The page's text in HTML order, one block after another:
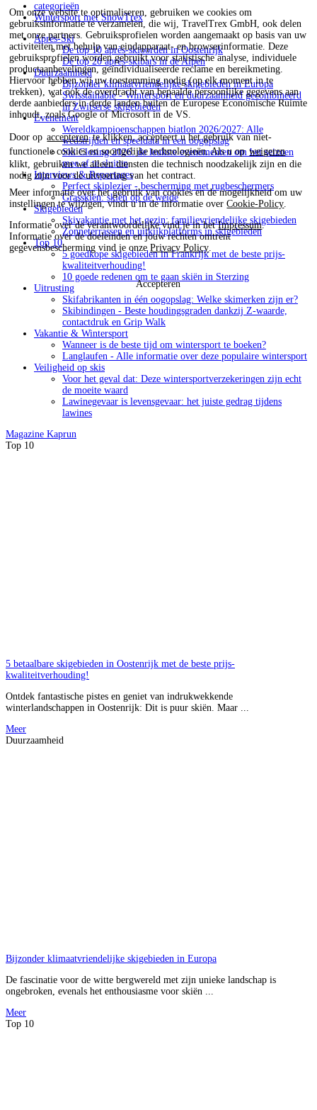
Om onze website te optimaliseren, gebruiken we cookies om
gebruiksinformatie te verzamelen, die wij, TravelTrex GmbH, ook delen
met onze partners. Gebruiksprofielen worden aangemaakt op basis van uw
activiteiten met behulp van eindapparaat- en browserinformatie. Deze
gebruiksprofielen worden gebruikt voor statistische analyse, individuele
productaanbevelingen, geïndividualiseerde reclame en bereikmeting.
Hiervoor hebben wij uw toestemming nodig (op elk moment in te
trekken), wat ook de overdracht van bepaalde persoonlijke gegevens aan
derde aanbieders in derde landen buiten de Europese Economische Ruimte
inhoudt, zoals Google of Microsoft in de VS.
Door op accepterente klikken, accepteert u het gebruik van niet-
functionele cookies en soortgelijke technologieën. Als u op weigeren
klikt, gebruiken we alleen diensten die technisch noodzakelijk zijn en die
nodig zijn voor de uitvoering van het contract.
Meer informatie over het gebruik van cookies en de mogelijkheid om uw
instellingen te wijzigen, vindt u in de informatie overCookie-Policy.
Informatie over de verantwoordelijke vind je in hetImpressum.
Informatie over de doeleinden en jouw rechten omtrent
gegevensbescherming vind je onzePrivacy Policy.
Accepteren
categorieën
Wintersport met SnowTrex
Après-Ski
De top 10 après-skioorden in Oostenrijk
De top 20 après-skibars in de Alpen
Duurzaamheid
Bijzonder klimaatvriendelijke skigebieden in Europa
Swisstainable - Wintersport en duurzaamheid gecombineerd
in Zwitserse skigebieden
Evenement
Wereldkampioenschappen biatlon 2026/2027: Alle
wedstrijden en speeldata in een oogopslag
Ski Closing 2026: de leukste evenementen om het seizoen
mee af te sluiten
Interviews & Reportages
Perfect skiplezier - bescherming met rugbeschermers
Grasskiën: skiën op de weide
Skigebieden
Skivakantie met het gezin: familievriendelijke skigebieden
Zonneterrassen en uitkijkplatforms in skigebieden
Top 10
5 goedkope skigebieden in Frankrijk met de beste prijs-
kwaliteitverhouding!
10 goede redenen om te gaan skiën in Sterzing
Uitrusting
Skifabrikanten in één oogopslag: Welke skimerken zijn er?
Skibindingen - Beste houdingsgraden dankzij Z-waarde,
contactdruk en Grip Walk
Vakantie & Wintersport
Wanneer is de beste tijd om wintersport te boeken?
Langlaufen - Alle informatie over deze populaire wintersport
Veiligheid op skis
Voor het geval dat: Deze wintersportverzekeringen zijn echt
de moeite waard
Lawinegevaar is levensgevaar: het juiste gedrag tijdens
lawines
Magazine Kaprun
Top 10
5 betaalbare skigebieden in Oostenrijk met de beste prijs-
kwaliteitverhouding!
Ontdek fantastische pistes en geniet van indrukwekkende
winterlandschappen in Oostenrijk: Dit is puur skiën. Maar ...
Meer
Duurzaamheid
Bijzonder klimaatvriendelijke skigebieden in Europa
De fascinatie voor de witte bergwereld met zijn unieke landschap is
ongebroken, evenals het enthousiasme voor skiën ...
Meer
Top 10